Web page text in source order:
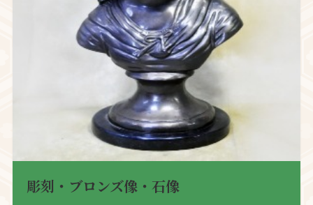
彫刻・ブロンズ像・石像